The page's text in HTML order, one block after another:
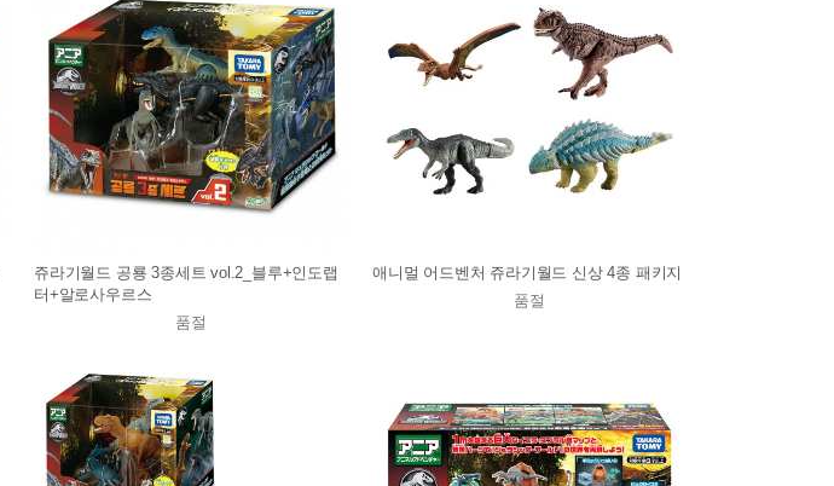
쥬라기월드 공룡 3종세트 vol.2_블루+인도랩
터+알로사우르스
품절
애니멀 어드벤처 쥬라기월드 신상 4종 패키지
품절